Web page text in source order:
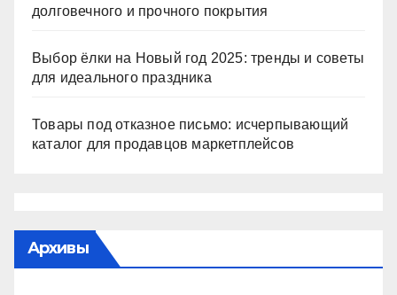
долговечного и прочного покрытия
Выбор ёлки на Новый год 2025: тренды и советы
для идеального праздника
Товары под отказное письмо: исчерпывающий
каталог для продавцов маркетплейсов
Архивы